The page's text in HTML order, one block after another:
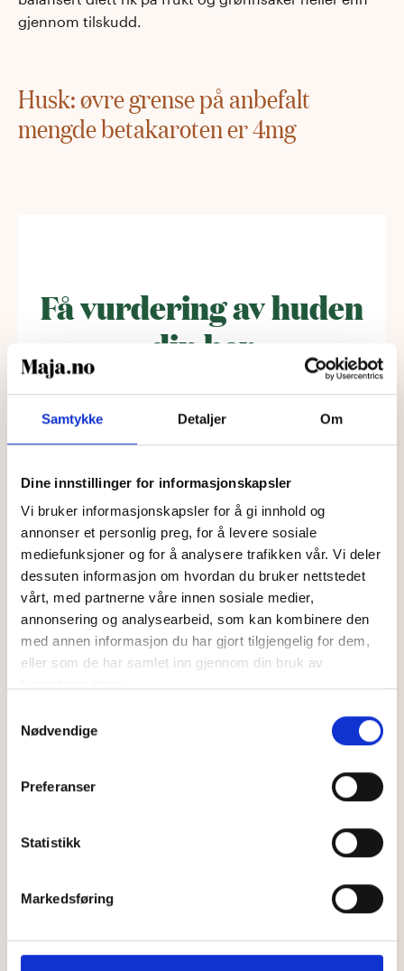
Samtykke Detaljer Om
Dine innstillinger for informasjonskapsler
Vi bruker informasjonskapsler for å gi innhold og
annonser et personlig preg, for å levere sosiale
mediefunksjoner og for å analysere trafikken vår. Vi deler
dessuten informasjon om hvordan du bruker nettstedet
vårt, med partnerne våre innen sosiale medier,
annonsering og analysearbeid, som kan kombinere den
med annen informasjon du har gjort tilgjengelig for dem,
eller som de har samlet inn gjennom din bruk av
Nødvendige
Preferanser
Statistikk
Markedsføring
gjennom tilskudd.
Husk: øvre grense på anbefalt
mengde betakaroten er 4mg
Få vurdering av huden
din her
Hvilken hudtilstand har jeg?
Denne tjenesten er midlertidig stengt.